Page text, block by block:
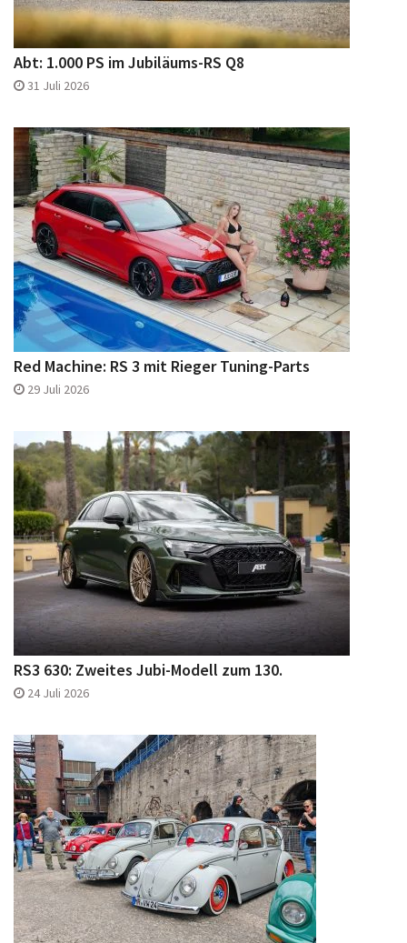
Abt: 1.000 PS im Jubiläums-RS Q8
31 Juli 2026
Red Machine: RS 3 mit Rieger Tuning-Parts
29 Juli 2026
RS3 630: Zweites Jubi-Modell zum 130.
24 Juli 2026